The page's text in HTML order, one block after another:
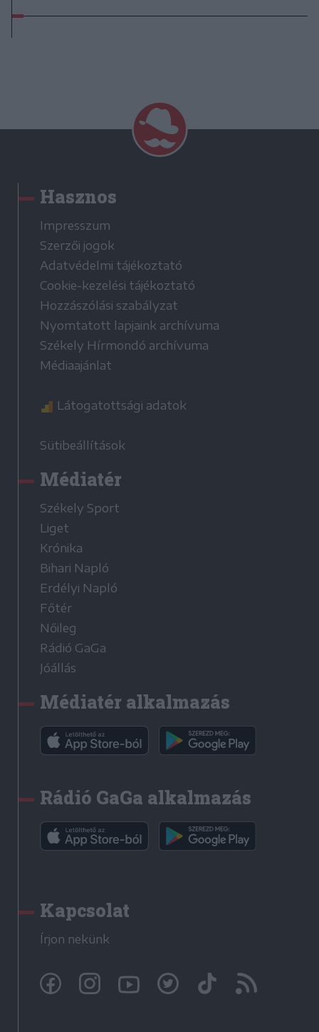
Hasznos
Impresszum
Szerzői jogok
Adatvédelmi tájékoztató
Cookie-kezelési tájékoztató
Hozzászólási szabályzat
Nyomtatott lapjaink archívuma
Székely Hírmondó archívuma
Médiaajánlat
Látogatottsági adatok
Sütibeállítások
Médiatér
Székely Sport
Liget
Krónika
Bihari Napló
Erdélyi Napló
Főtér
Nőileg
Rádió GaGa
Jóállás
Médiatér alkalmazás
Rádió GaGa alkalmazás
Kapcsolat
Írjon nekünk